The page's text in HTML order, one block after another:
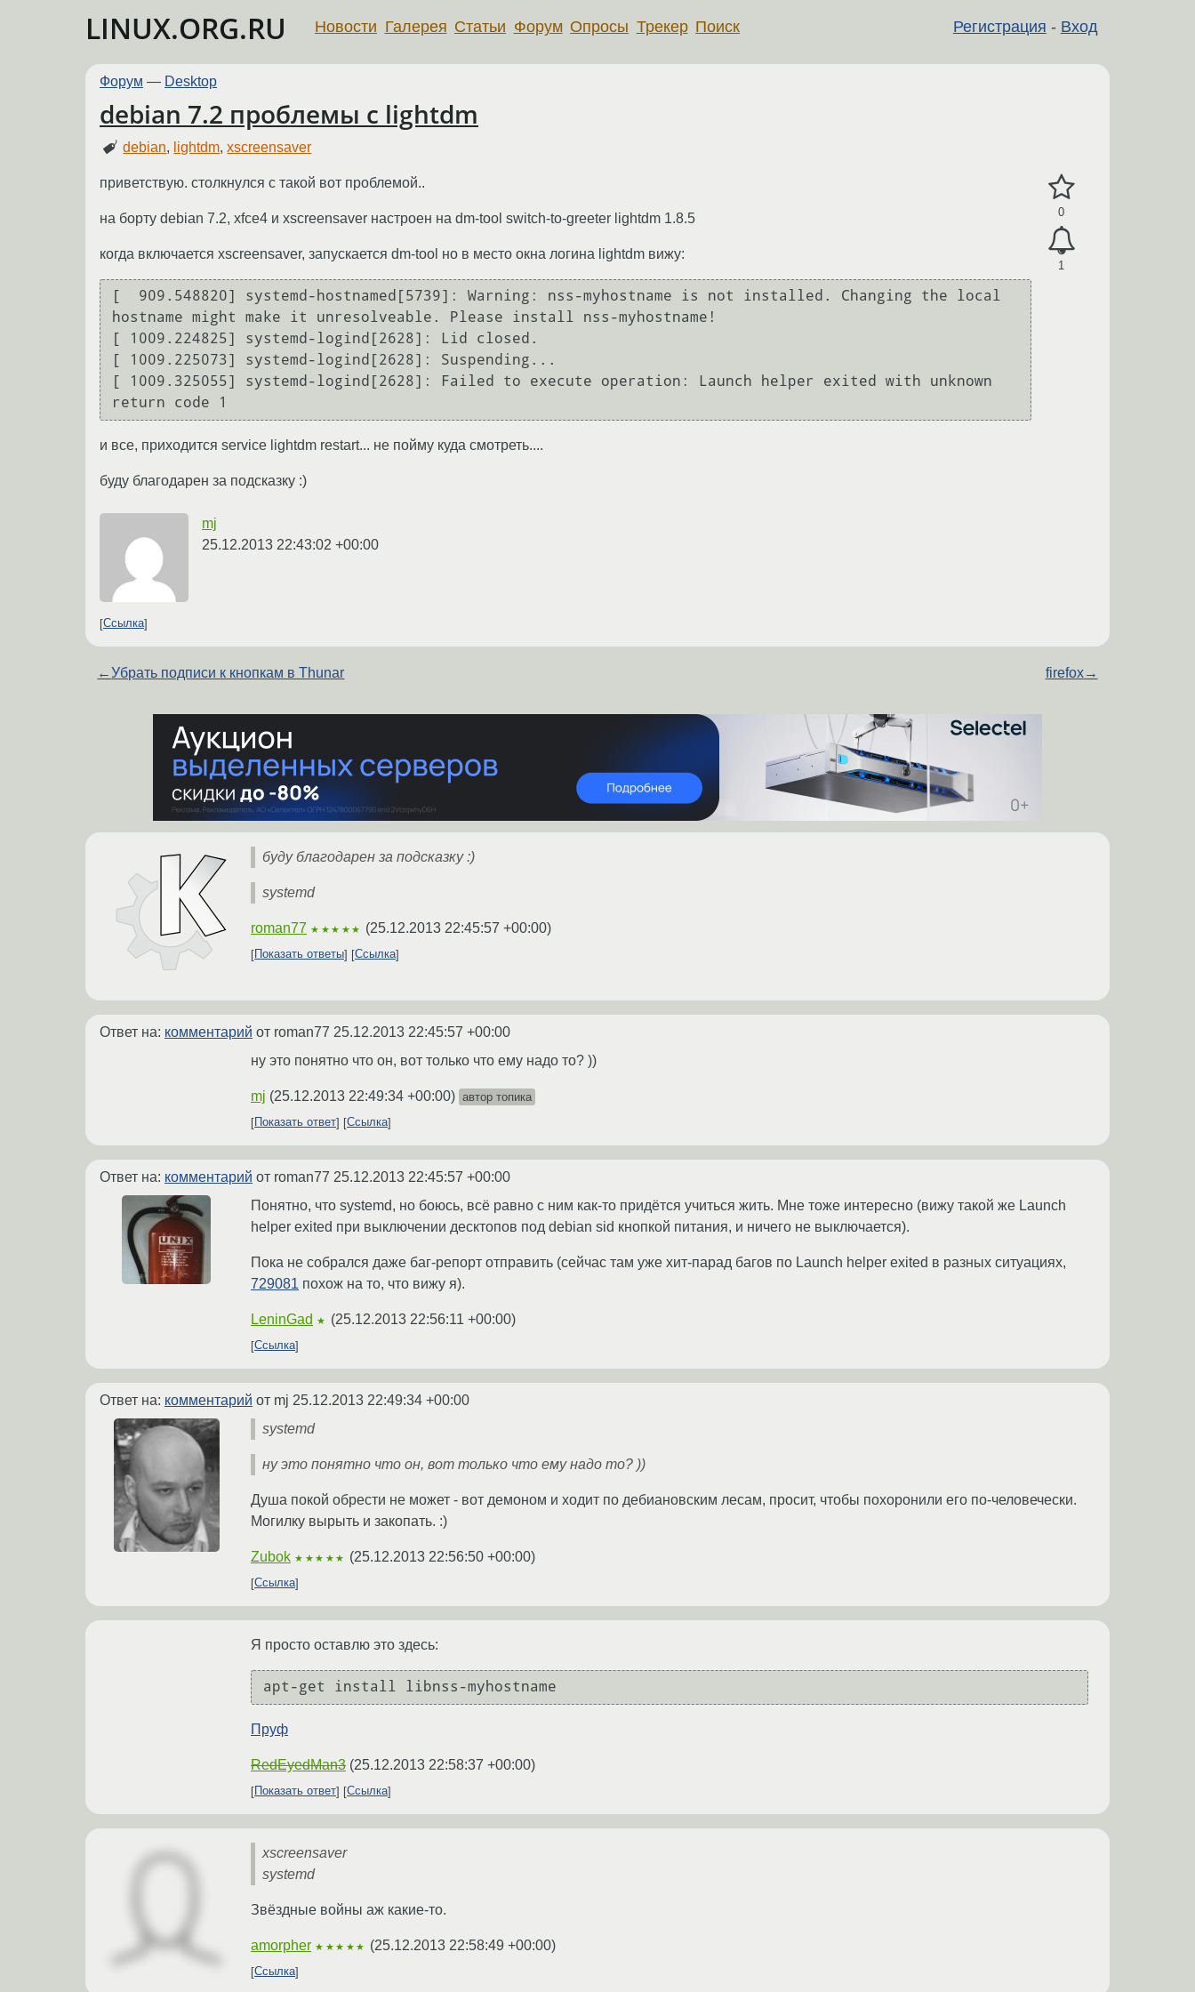
LINUX.ORG.RU Регистрация - Вход
Новости Галерея Статьи Форум Опросы Трекер Поиск
Форум — Desktop
debian 7.2 проблемы с lightdm
debian, lightdm,xscreensaver
0
1
приветствую. столкнулся с такой вот проблемой..
на борту debian 7.2, xfce4 и xscreensaver настроен на dm-tool switch-to-greeter lightdm 1.8.5
когда включается xscreensaver, запускается dm-tool но в место окна логина lightdm вижу:
[  909.548820] systemd-hostnamed[5739]: Warning: nss-myhostname is not installed. Changing the local
hostname might make it unresolveable. Please install nss-myhostname!
[ 1009.224825] systemd-logind[2628]: Lid closed.
[ 1009.225073] systemd-logind[2628]: Suspending...
[ 1009.325055] systemd-logind[2628]: Failed to execute operation: Launch helper exited with unknown
и все, приходится service lightdm restart... не пойму куда смотреть....
буду благодарен за подсказку :)
mj
25.12.2013 22:43:02 +00:00
Ссылка
←Убрать подписи к кнопкам в Thunar firefox→
буду благодарен за подсказку :)
systemd
roman77 ★★★★★ (25.12.2013 22:45:57 +00:00)
Показать ответы Ссылка
Ответ на: комментарий от roman77 25.12.2013 22:45:57 +00:00
ну это понятно что он, вот только что ему надо то? ))
mj (25.12.2013 22:49:34 +00:00) автор топика
Показать ответ
Ссылка
Ответ на: комментарий от roman77 25.12.2013 22:45:57 +00:00
Понятно, что systemd, но боюсь, всё равно с ним как-то придётся учиться жить. Мне тоже интересно (вижу такой же Launch
helper exited при выключении десктопов под debian sid кнопкой питания, и ничего не выключается).
Пока не собрался даже баг-репорт отправить (сейчас там уже хит-парад багов по Launch helper exited в разных ситуациях,
729081 похож на то, что вижу я).
LeninGad ★ (25.12.2013 22:56:11 +00:00)
Ссылка
Ответ на: комментарий от mj 25.12.2013 22:49:34 +00:00
systemd
ну это понятно что он, вот только что ему надо то? ))
Душа покой обрести не может - вот демоном и ходит по дебиановским лесам, просит, чтобы похоронили его по-человечески.
Могилку вырыть и закопать. :)
Zubok ★★★★★ (25.12.2013 22:56:50 +00:00)
Ссылка
Я просто оставлю это здесь:
Пруф
RedEyedMan3 (25.12.2013 22:58:37 +00:00)
Показать ответ Ссылка
xscreensaver
systemd
Звёздные войны аж какие-то.
amorpher ★★★★★ (25.12.2013 22:58:49 +00:00)
Ссылка